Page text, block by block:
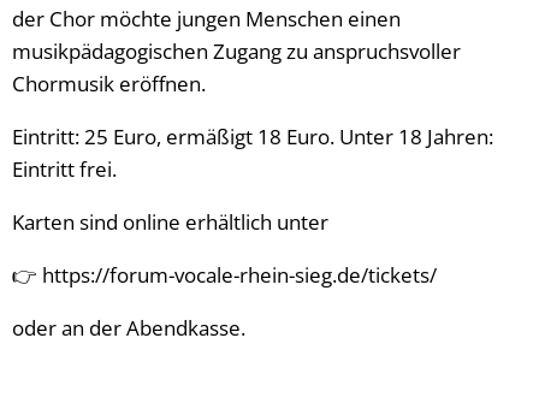
der Chor möchte jungen Menschen einen
musikpädagogischen Zugang zu anspruchsvoller
Chormusik eröffnen.
Eintritt: 25 Euro, ermäßigt 18 Euro. Unter 18 Jahren:
Eintritt frei.
Karten sind online erhältlich unter
👉 https://forum-vocale-rhein-sieg.de/tickets/
oder an der Abendkasse.